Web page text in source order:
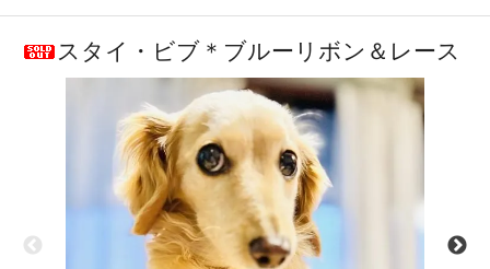
スタイ・ビブ＊ブルーリボン＆レース